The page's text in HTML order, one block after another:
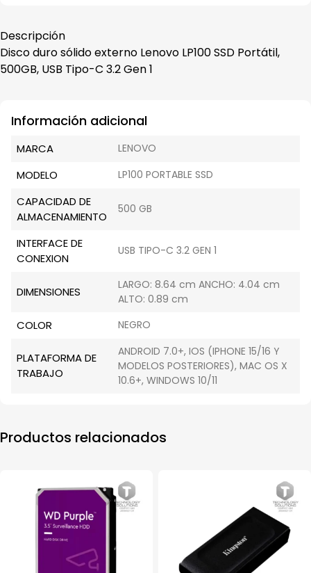
Descripción
Disco duro sólido externo Lenovo LP100 SSD Portátil,
500GB, USB Tipo-C 3.2 Gen 1
Información adicional
MARCA LENOVO
MODELO LP100 PORTABLE SSD
CAPACIDAD DE
ALMACENAMIENTO
500 GB
INTERFACE DE
CONEXION
USB TIPO-C 3.2 GEN 1
DIMENSIONES
LARGO: 8.64 cm ANCHO: 4.04 cm
ALTO: 0.89 cm
COLOR NEGRO
PLATAFORMA DE
TRABAJO
ANDROID 7.0+, IOS (IPHONE 15/16 Y
MODELOS POSTERIORES), MAC OS X
10.6+, WINDOWS 10/11
Productos relacionados